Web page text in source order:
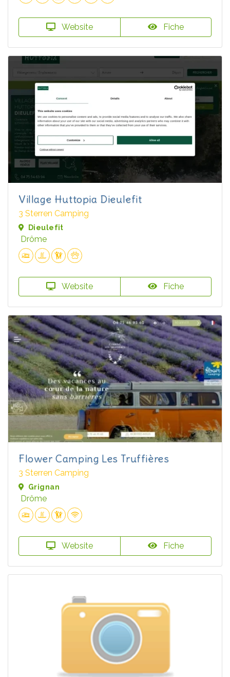
Website Fiche
Village Huttopia Dieulefit
3 Sterren Camping
Dieulefit
Drôme
Website Fiche
Flower Camping Les Truffières
3 Sterren Camping
Grignan
Drôme
Website Fiche